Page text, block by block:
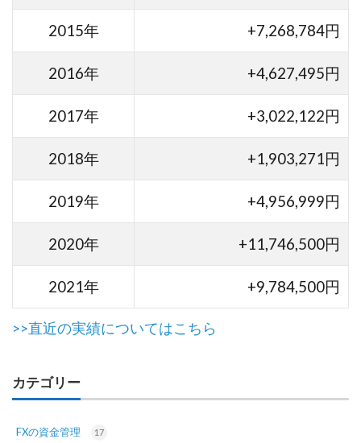
2015年 +7,268,784円
2016年 +4,627,495円
2017年 +3,022,122円
2018年 +1,903,271円
2019年 +4,956,999円
2020年 +11,746,500円
2021年 +9,784,500円
>>直近の実績についてはこちら
カテゴリー
FXの資金管理 17